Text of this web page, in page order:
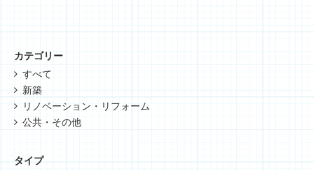
カテゴリー
すべて
新築
リノベーション・リフォーム
公共・その他
タイプ